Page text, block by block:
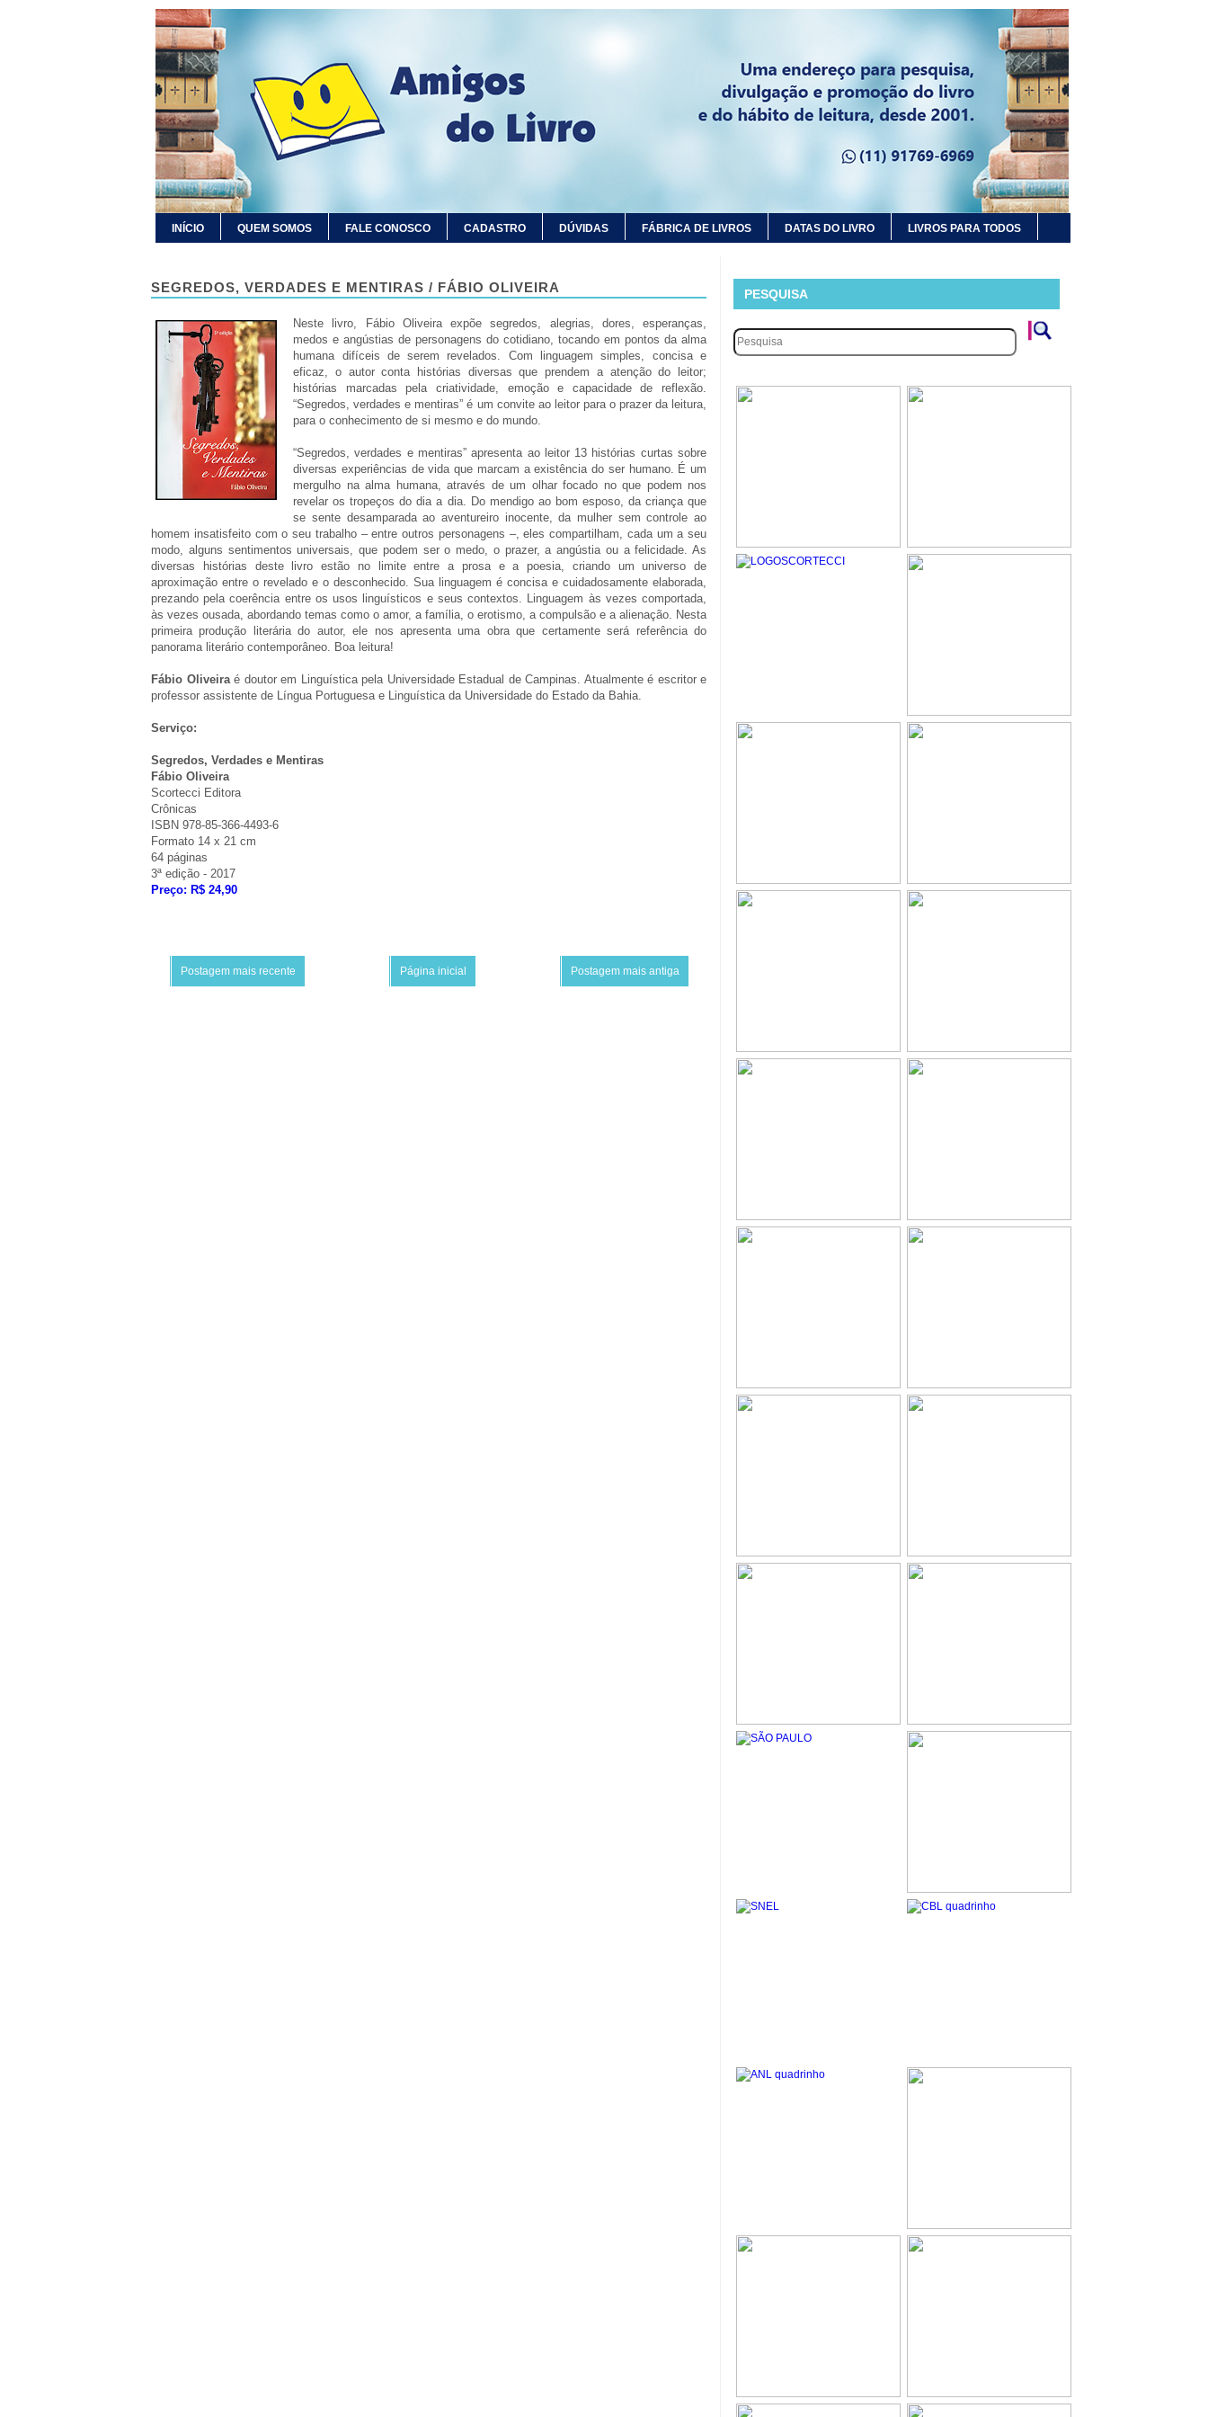
INÍCIO QUEM SOMOS FALE CONOSCO CADASTRO DÚVIDAS FÁBRICA DE LIVROS DATAS DO LIVRO LIVROS PARA TODOS
SEGREDOS, VERDADES E MENTIRAS / FÁBIO OLIVEIRA
Neste livro, Fábio Oliveira expõe segredos, alegrias, dores, esperanças,
medos e angústias de personagens do cotidiano, tocando em pontos da alma
humana difíceis de serem revelados. Com linguagem simples, concisa e
eficaz, o autor conta histórias diversas que prendem a atenção do leitor;
histórias marcadas pela criatividade, emoção e capacidade de reflexão.
“Segredos, verdades e mentiras” é um convite ao leitor para o prazer da leitura,
para o conhecimento de si mesmo e do mundo.
“Segredos, verdades e mentiras” apresenta ao leitor 13 histórias curtas sobre
diversas experiências de vida que marcam a existência do ser humano. É um
mergulho na alma humana, através de um olhar focado no que podem nos
revelar os tropeços do dia a dia. Do mendigo ao bom esposo, da criança que
se sente desamparada ao aventureiro inocente, da mulher sem controle ao
homem insatisfeito com o seu trabalho – entre outros personagens –, eles compartilham, cada um a seu
modo, alguns sentimentos universais, que podem ser o medo, o prazer, a angústia ou a felicidade. As
diversas histórias deste livro estão no limite entre a prosa e a poesia, criando um universo de
aproximação entre o revelado e o desconhecido. Sua linguagem é concisa e cuidadosamente elaborada,
prezando pela coerência entre os usos linguísticos e seus contextos. Linguagem às vezes comportada,
às vezes ousada, abordando temas como o amor, a família, o erotismo, a compulsão e a alienação. Nesta
primeira produção literária do autor, ele nos apresenta uma obra que certamente será referência do
panorama literário contemporâneo. Boa leitura!
Fábio Oliveiraé doutor em Linguística pela Universidade Estadual de Campinas. Atualmente é escritor e
professor assistente de Língua Portuguesa e Linguística da Universidade do Estado da Bahia.
Serviço:
Segredos, Verdades e Mentiras
Fábio Oliveira
Scortecci Editora
Crônicas
ISBN 978-85-366-4493-6
Formato 14 x 21 cm
64 páginas
3ª edição - 2017
Preço: R$ 24,90
Postagem mais recente Postagem mais antiga
Página inicial
PESQUISA